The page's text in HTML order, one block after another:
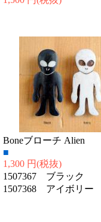
Boneブローチ Alien
■
1,300 円(税抜)
1507367 ブラック
1507368 アイボリー